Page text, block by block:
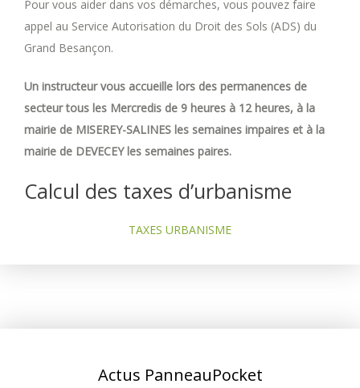
Pour vous aider dans vos démarches, vous pouvez faire
appel au Service Autorisation du Droit des Sols (ADS) du
Grand Besançon.
Un instructeur vous accueille lors des permanences de
secteur tous les Mercredis de 9 heures à 12 heures, à la
mairie de MISEREY-SALINES les semaines impaires et à la
mairie de DEVECEY les semaines paires.
Calcul des taxes d’urbanisme
TAXES URBANISME
Actus PanneauPocket